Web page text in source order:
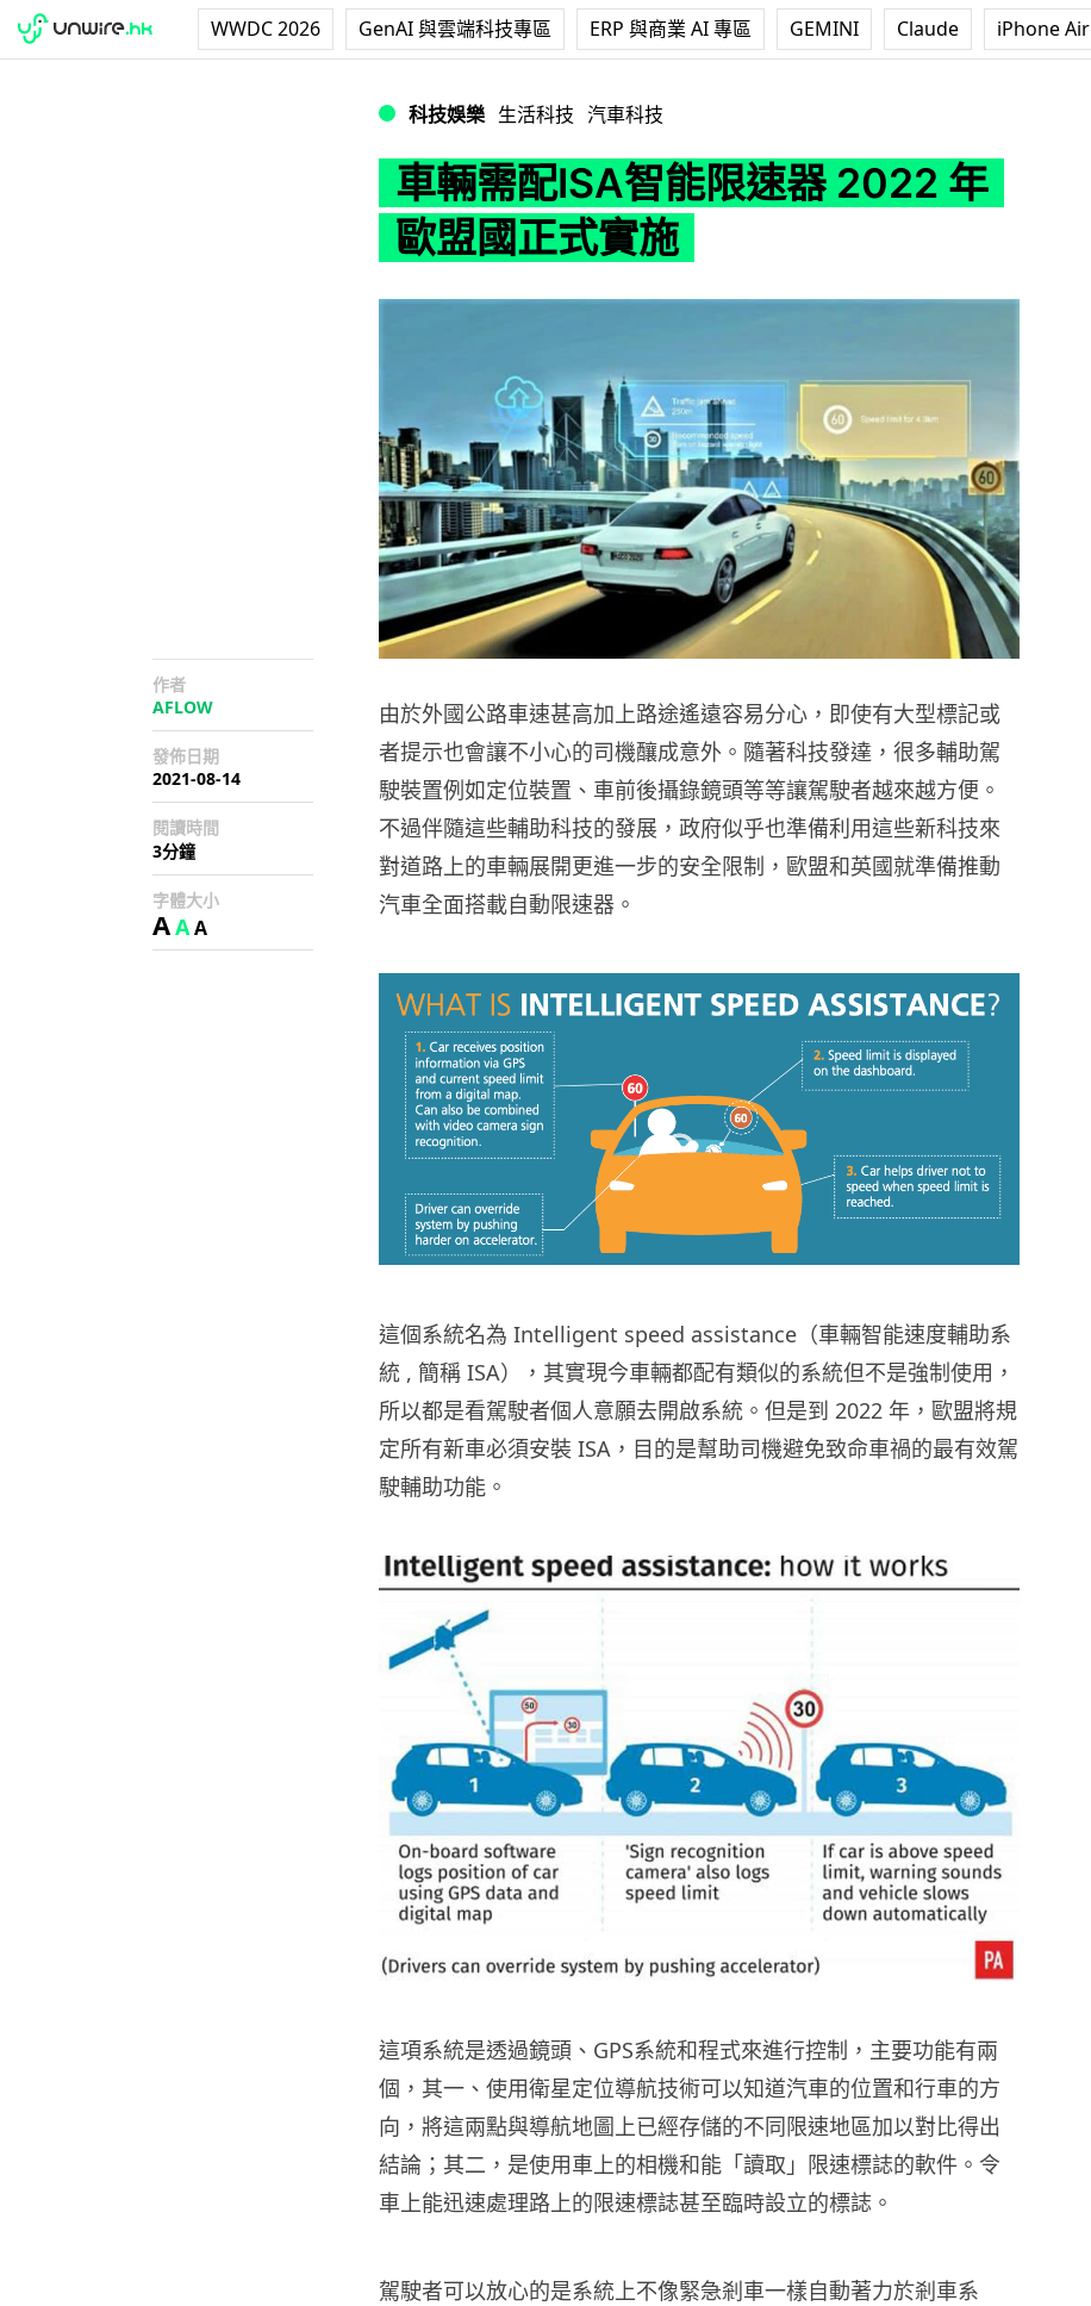
WWDC 2026 GenAI 與雲端科技專區 ERP 與商業 AI 專區 GEMINI Claude iPhone Air
科技娛樂 生活科技 汽車科技
車輛需配ISA智能限速器 2022 年
歐盟國正式實施
作者
AFLOW
發佈日期
2021-08-14
閱讀時間
3分鐘
字體大小
AAA
由於外國公路車速甚高加上路途遙遠容易分心，即使有大型標記或
者提示也會讓不小心的司機釀成意外。隨著科技發達，很多輔助駕
駛裝置例如定位裝置、車前後攝錄鏡頭等等讓駕駛者越來越方便。
不過伴隨這些輔助科技的發展，政府似乎也準備利用這些新科技來
對道路上的車輛展開更進一步的安全限制，歐盟和英國就準備推動
汽車全面搭載自動限速器。
這個系統名為 Intelligent speed assistance（車輛智能速度輔助系
統 , 簡稱 ISA），其實現今車輛都配有類似的系統但不是強制使用，
所以都是看駕駛者個人意願去開啟系統。但是到 2022 年，歐盟將規
定所有新車必須安裝 ISA，目的是幫助司機避免致命車禍的最有效駕
駛輔助功能。
這項系統是透過鏡頭、GPS系統和程式來進行控制，主要功能有兩
個，其一、使用衛星定位導航技術可以知道汽車的位置和行車的方
向，將這兩點與導航地圖上已經存儲的不同限速地區加以對比得出
結論；其二，是使用車上的相機和能「讀取」限速標誌的軟件。令
車上能迅速處理路上的限速標誌甚至臨時設立的標誌。
駕駛者可以放心的是系統上不像緊急剎車一樣自動著力於剎車系